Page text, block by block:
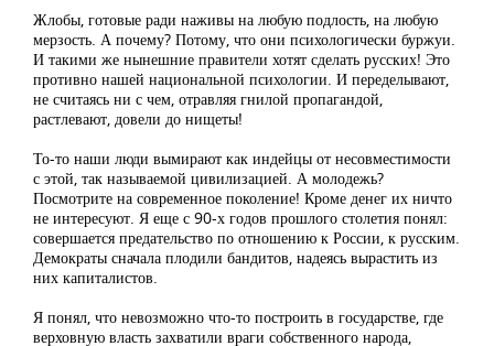
Жлобы, готовые ради наживы на любую подлость, на любую
мерзость. А почему? Потому, что они психологически буржуи.
И такими же нынешние правители хотят сделать русских! Это
противно нашей национальной психологии. И переделывают,
не считаясь ни с чем, отравляя гнилой пропагандой,
растлевают, довели до нищеты!
То-то наши люди вымирают как индейцы от несовместимости
с этой, так называемой цивилизацией. А молодежь?
Посмотрите на современное поколение! Кроме денег их ничто
не интересуют. Я еще с 90-х годов прошлого столетия понял:
совершается предательство по отношению к России, к русским.
Демократы сначала плодили бандитов, надеясь вырастить из
них капиталистов.
Я понял, что невозможно что-то построить в государстве, где
верховную власть захватили враги собственного народа,